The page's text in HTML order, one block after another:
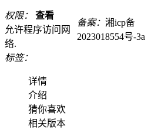
权限：
查看
允许程序访问网
络.
备案： 湘icp备
2023018554号-3a
标签：
详情
介绍
猜你喜欢
相关版本